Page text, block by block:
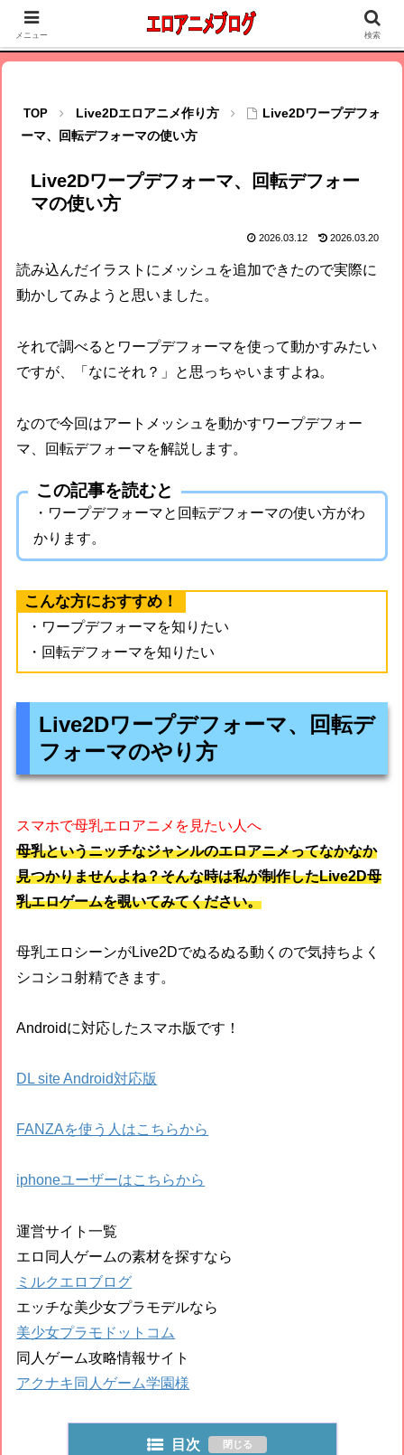
Live2Dでエロ同人アニメを作る方法、イチャラブエロアニメの情報サイト、
18歳未満禁止、プロモーションが含まれます
Live2Dエロアニメ作り方
Live2Dワープデフォ
ーマ、回転デフォーマの使い方
Live2Dワープデフォーマ、回転デフォー
マの使い方
2026.03.12 2026.03.20
読み込んだイラストにメッシュを追加できたので実際に
動かしてみようと思いました。
それで調べるとワープデフォーマを使って動かすみたい
ですが、「なにそれ？」と思っちゃいますよね。
なので今回はアートメッシュを動かすワープデフォー
マ、回転デフォーマを解説します。
この記事を読むと
・ワープデフォーマと回転デフォーマの使い方がわ
かります。
こんな方におすすめ！
・ワープデフォーマを知りたい
・回転デフォーマを知りたい
Live2Dワープデフォーマ、回転デ
フォーマのやり方
スマホで母乳エロアニメを見たい人へ
母乳というニッチなジャンルのエロアニメってなかなか
見つかりませんよね？そんな時は私が制作したLive2D母
乳エロゲームを覗いてみてください。
母乳エロシーンがLive2Dでぬるぬる動くので気持ちよく
シコシコ射精できます。
Androidに対応したスマホ版です！
DL site Android対応版
FANZAを使う人はこちらから
iphoneユーザーはこちらから
運営サイト一覧
エロ同人ゲームの素材を探すなら
ミルクエロブログ
エッチな美少女プラモデルなら
美少女プラモドットコム
同人ゲーム攻略情報サイト
アクナキ同人ゲーム学園様
目次
メニュー 検索